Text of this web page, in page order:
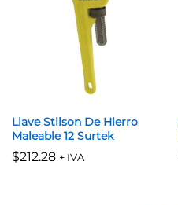
Llave Stilson De Hierro
Maleable 12 Surtek
$212.28 + IVA